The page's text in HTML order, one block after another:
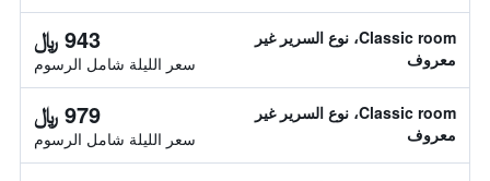
Classic room، نوع السرير غير
معروف
943 ﷼
سعر الليلة شامل الرسوم
Classic room، نوع السرير غير
معروف
979 ﷼
سعر الليلة شامل الرسوم